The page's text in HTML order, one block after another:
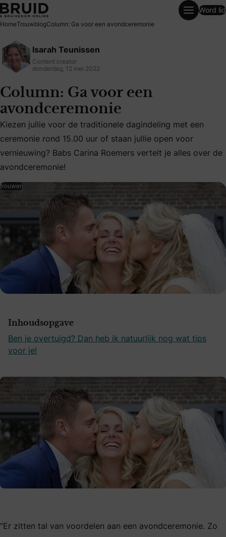
Column: Ga voor een avondceremonie
Word lid
HomeTrouwblogColumn: Ga voor een avondceremonie
Isarah Teunissen
Content creator
donderdag, 12 mei 2022
Column: Ga voor een
avondceremonie
Kiezen jullie voor de traditionele dagindeling met een
Kiezen jullie voor de traditionele dagindeling met een
ceremonie rond 15.00 uur of staan jullie open voor
vernieuwing? Babs Carina Roemers vertelt je alles over de
avondceremonie!
trouwen
Inhoudsopgave
Ben je overtuigd? Dan heb ik natuurlijk nog wat tips
voor je!
“Er zitten tal van voordelen aan een avondceremonie. Zo